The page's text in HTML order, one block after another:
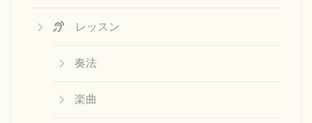
レッスン
奏法
楽曲